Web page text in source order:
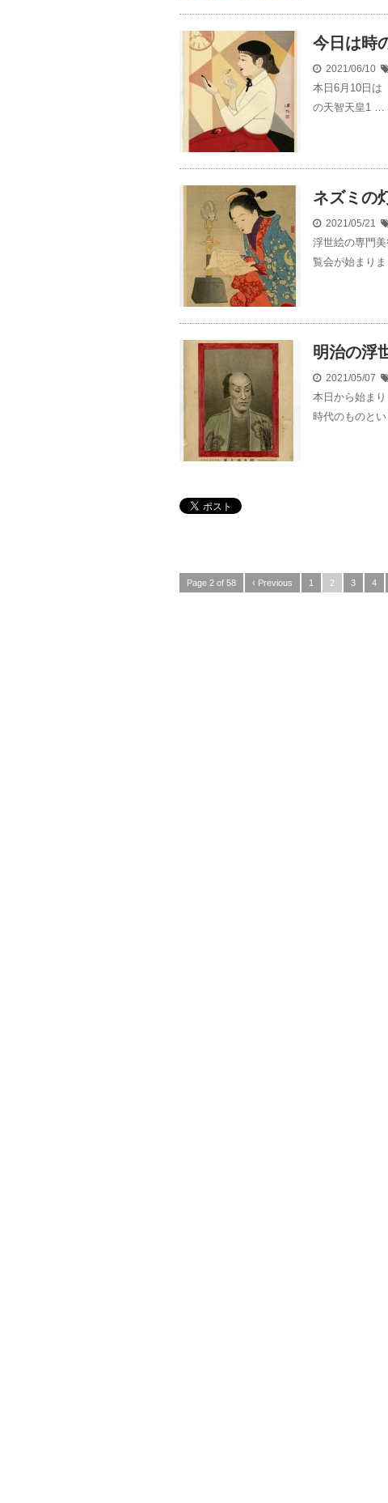
今日は時
2021/06/10
本日6月10日は
の天智天皇1 …
ネズミの
2021/05/21
浮世絵の専門
覧会が始まり
明治の浮
2021/05/07
本日から始ま
時代のものと
Page 2 of 58 ‹ Previous 1 2 3 4